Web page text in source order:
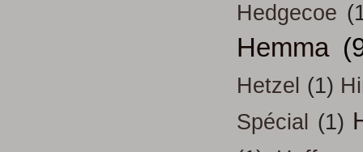
Hedgecoe
Hemma
Hetzel (1)
Spécial (1)